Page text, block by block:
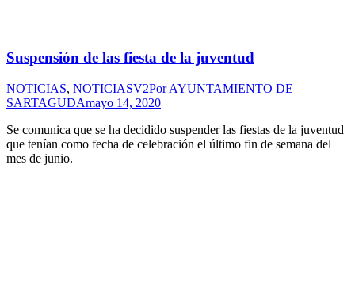
Suspensión de las fiesta de la juventud
NOTICIAS, NOTICIASV2PorAYUNTAMIENTO DE
SARTAGUDAmayo 14, 2020
Se comunica que se ha decidido suspender las fiestas de la juventud
que tenían como fecha de celebración el último fin de semana del
mes de junio.